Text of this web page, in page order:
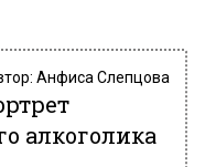
Анфиса Слепцова
алкоголика